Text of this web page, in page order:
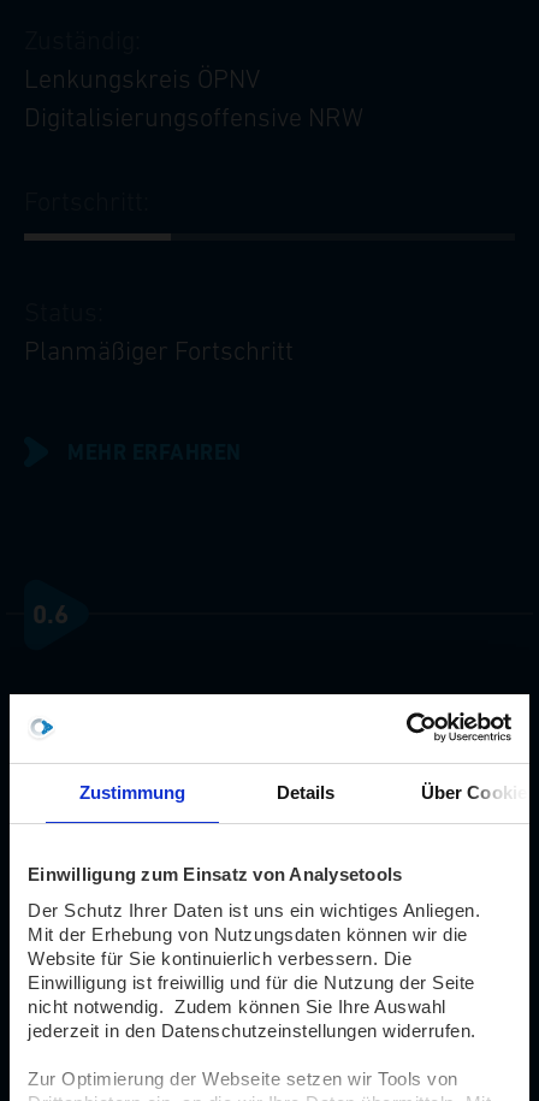
Zustimmung Details Über Cookies
Einwilligung zum Einsatz von Analysetools
Der Schutz Ihrer Daten ist uns ein wichtiges Anliegen.
Mit der Erhebung von Nutzungsdaten können wir die
Website für Sie kontinuierlich verbessern. Die
Einwilligung ist freiwillig und für die Nutzung der Seite
nicht notwendig. Zudem können Sie Ihre Auswahl
jederzeit in den Datenschutzeinstellungen widerrufen.
Zur Optimierung der Webseite setzen wir Tools von
Neues Passwort
Bitte geben Sie Ihren Benutzernamen oder Ihre E-
Mail-Adresse ein. Anweisungen zum Zurücksetzen
Ihres Passworts werden Ihnen umgehend per E-Mail
Lenkungskreis ÖPNV
Digitalisierungsoffensive NRW
Planmäßiger Fortschritt
0.6
Start-Up Management
Zuständig:
Digitalisierungsoffensive NRW
Fortschritt:
Status: